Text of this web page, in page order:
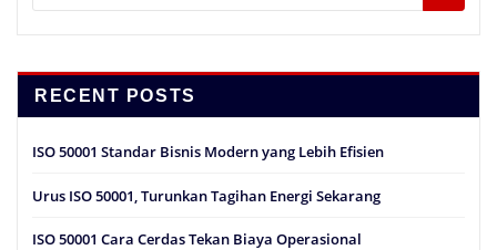
RECENT POSTS
ISO 50001 Standar Bisnis Modern yang Lebih Efisien
Urus ISO 50001, Turunkan Tagihan Energi Sekarang
ISO 50001 Cara Cerdas Tekan Biaya Operasional